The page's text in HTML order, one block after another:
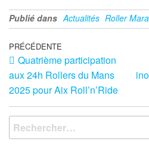
Publié dans Actualités Roller
PRÉCÉDENTE
Quatrième participation
aux 24h Rollers du Mans
2025 pour Aix Roll’n’Ride